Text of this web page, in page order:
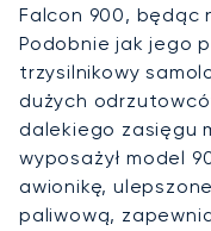
Falcon 900, będąc
Podobnie jak jego
trzysilnikowy
dużych
dalekiego zasięgu
wyposażył model
awionikę,
paliwową,